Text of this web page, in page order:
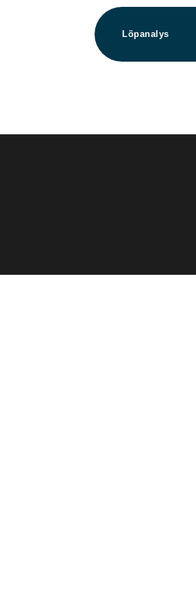
Löpanalys